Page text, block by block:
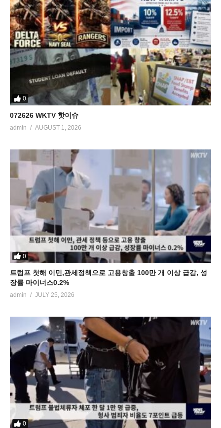
0
072626 WKTV 핫이슈
admin AUGUST 1, 2026
0
트럼프 첫해 이민,관세정책으로 고용창출 100만 개 이상 급감, 성
장률 마이너스0.2%
admin JULY 25, 2026
0